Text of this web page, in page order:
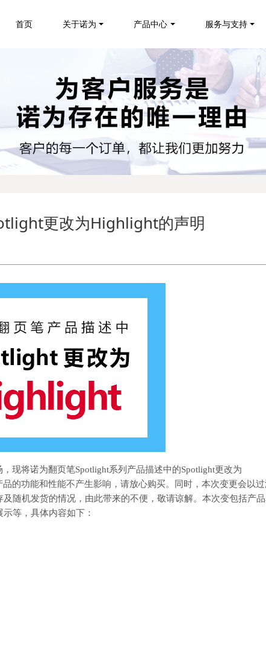
首页 关于诺为 产品中心 服务与支持
更改为Highlight的声明
现将诺为翻页笔Spotlight系列产品描述中的Spotlight更改为
的功能和性能不产生影响，请放心购买。同时，本次变更会以过
随机发货的情况，由此带来的不便，敬请谅解。本次变包括产
等，具体内容如下：